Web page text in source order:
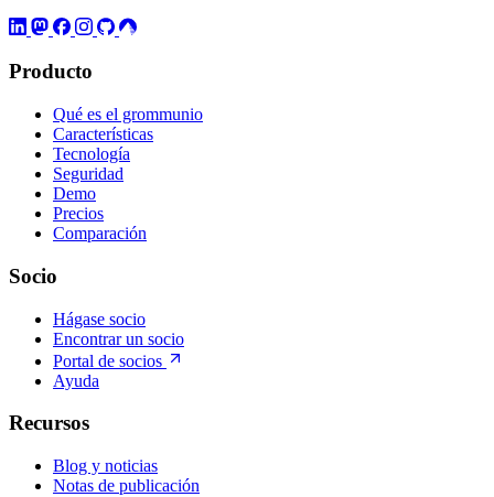
Producto
Qué es el grommunio
Características
Tecnología
Seguridad
Demo
Precios
Comparación
Socio
Hágase socio
Encontrar un socio
Portal de socios
Ayuda
Recursos
Blog y noticias
Notas de publicación